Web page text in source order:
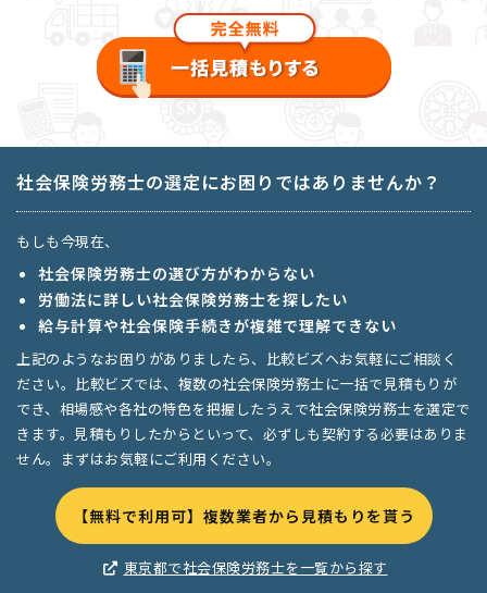
社会保険労務士の選定にお困りではありませんか？
もしも今現在、
社会保険労務士の選び方がわからない
労働法に詳しい社会保険労務士を探したい
給与計算や社会保険手続きが複雑で理解できない
上記のようなお困りがありましたら、比較ビズへお気軽にご相談く
ださい。比較ビズでは、複数の社会保険労務士に一括で見積もりが
でき、相場感や各社の特色を把握したうえで社会保険労務士を選定で
きます。見積もりしたからといって、必ずしも契約する必要はありま
せん。まずはお気軽にご利用ください。
【無料で利用可】複数業者から見積もりを貰う
東京都で社会保険労務士を一覧から探す